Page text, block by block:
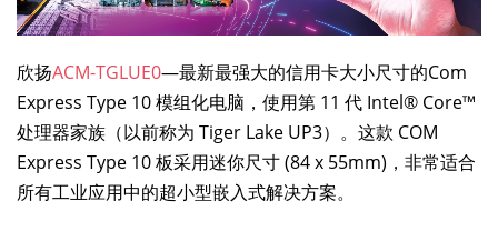
欣扬ACM-TGLUE0—最新最强大的信用卡大小尺寸的Com
Express Type 10 模组化电脑，使用第 11 代 Intel® Core™
处理器家族（以前称为 Tiger Lake UP3）。这款 COM
Express Type 10 板采用迷你尺寸 (84 x 55mm)，非常适合
所有工业应用中的超小型嵌入式解决方案。